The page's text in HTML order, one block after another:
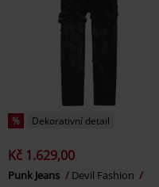
% Dekorativní detail
Kč 1.629,00
Punk Jeans
Devil Fashion